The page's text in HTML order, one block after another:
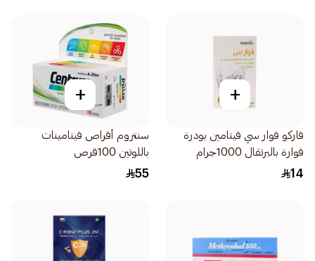
+
فاركو فوار سي فيتامين بودرة
فوارة بالبرتقال 1000جرام
14
+
سنتروم أقراص فيتامينات
باللوتين 100قرص
55